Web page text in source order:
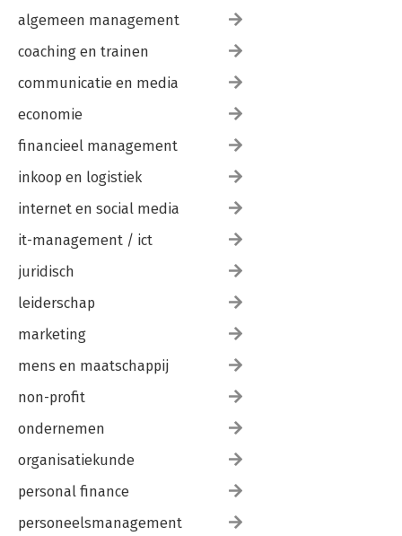
algemeen management
coaching en trainen
communicatie en media
economie
financieel management
inkoop en logistiek
internet en social media
it-management / ict
juridisch
leiderschap
marketing
mens en maatschappij
non-profit
ondernemen
organisatiekunde
personal finance
personeelsmanagement